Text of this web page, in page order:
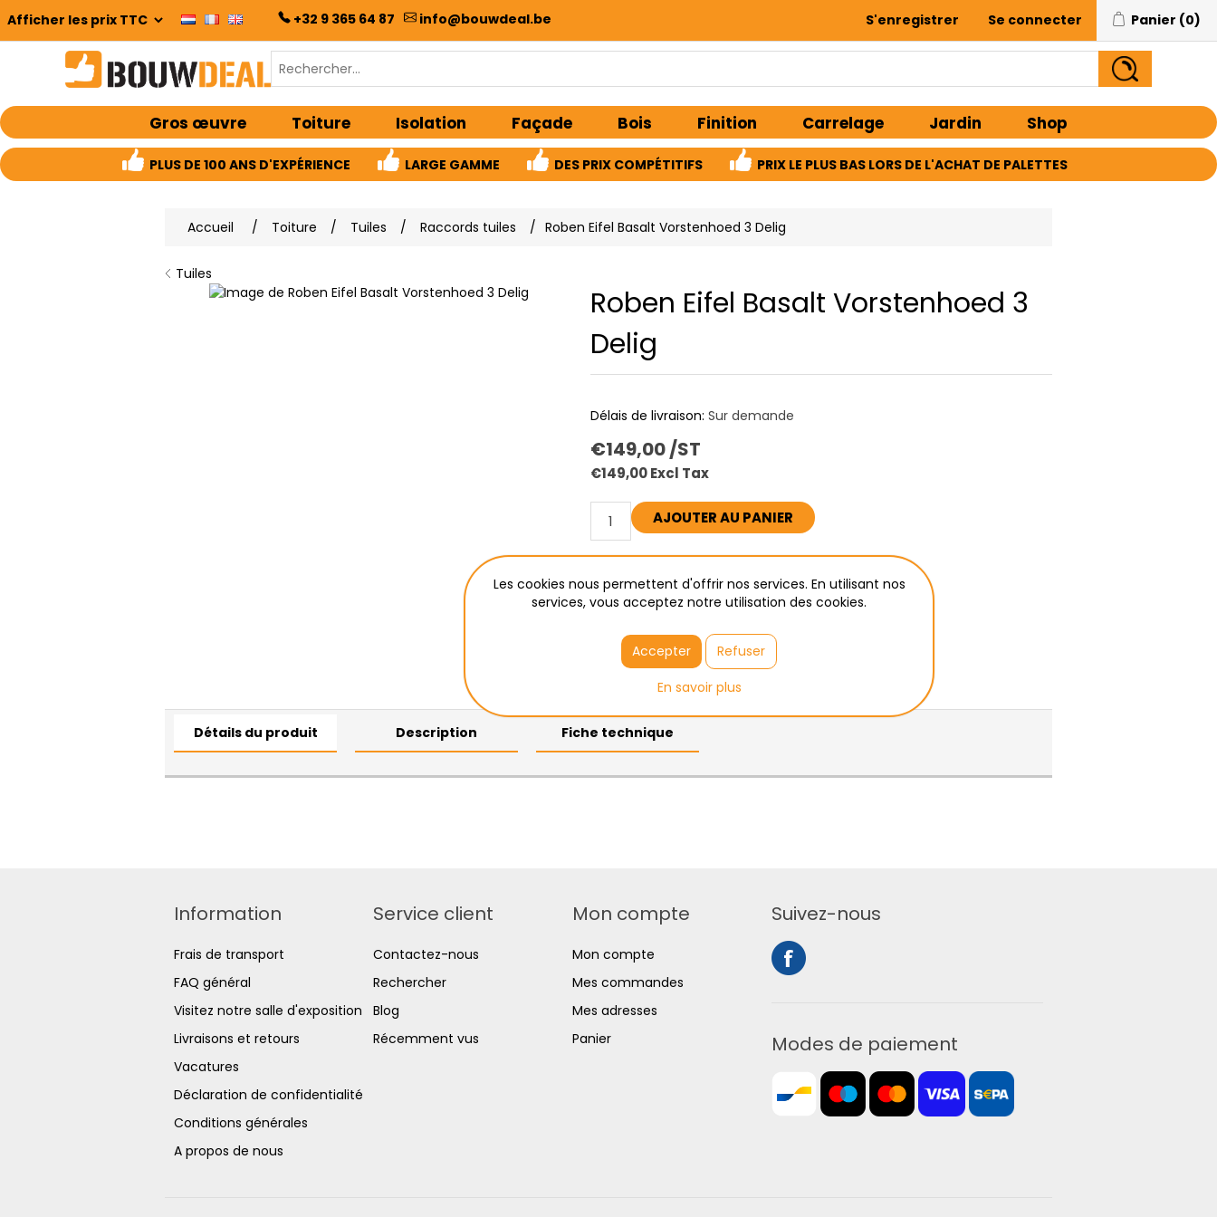
+32 9 365 64 87 info@bouwdeal.be S'enregistrer Se connecter Panier (0)
Gros œuvre Toiture Isolation Façade Bois Finition Carrelage Jardin Shop
PLUS DE 100 ANS D'EXPÉRIENCE LARGE GAMME DES PRIX COMPÉTITIFS PRIX ​​LE PLUS BAS LORS DE L'ACHAT DE PALETTES
Accueil / Toiture / Tuiles / Raccords tuiles / Roben Eifel Basalt Vorstenhoed 3 Delig
Tuiles
Roben Eifel Basalt Vorstenhoed 3
Delig
Délais de livraison: Sur demande
€149,00 /ST
€149,00 Excl Tax
AJOUTER AU PANIER
Calculer les frais de transport ici
Enlèvement à Wetteren
Détails du produit Description Fiche technique
Information
Frais de transport
FAQ général
Visitez notre salle d'exposition
Livraisons et retours
Vacatures
Déclaration de confidentialité
Conditions générales
A propos de nous
Service client
Contactez-nous
Rechercher
Blog
Récemment vus
Mon compte
Mon compte
Mes commandes
Mes adresses
Panier
Suivez-nous
Modes de paiement
Les cookies nous permettent d'offrir nos services. En utilisant nos
services, vous acceptez notre utilisation des cookies.
Accepter
Refuser
En savoir plus